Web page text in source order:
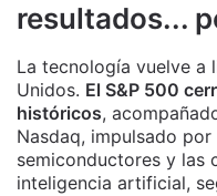
resultados...
La tecnología vuelve a
Unidos. El S&P 500
históricos,
Nasdaq, impulsado
semiconductores y las
inteligencia artificial,